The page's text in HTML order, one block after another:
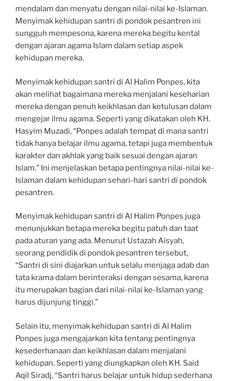
mendalam dan menyatu dengan nilai-nilai ke-Islaman.
Menyimak kehidupan santri di pondok pesantren ini
sungguh mempesona, karena mereka begitu kental
dengan ajaran agama Islam dalam setiap aspek
kehidupan mereka.
Menyimak kehidupan santri di Al Halim Ponpes, kita
akan melihat bagaimana mereka menjalani keseharian
mereka dengan penuh keikhlasan dan ketulusan dalam
mengejar ilmu agama. Seperti yang dikatakan oleh KH.
Hasyim Muzadi, “Ponpes adalah tempat di mana santri
tidak hanya belajar ilmu agama, tetapi juga membentuk
karakter dan akhlak yang baik sesuai dengan ajaran
Islam.” Ini menjelaskan betapa pentingnya nilai-nilai ke-
Islaman dalam kehidupan sehari-hari santri di pondok
pesantren.
Menyimak kehidupan santri di Al Halim Ponpes juga
menunjukkan betapa mereka begitu patuh dan taat
pada aturan yang ada. Menurut Ustazah Aisyah,
seorang pendidik di pondok pesantren tersebut,
“Santri di sini diajarkan untuk selalu menjaga adab dan
tata krama dalam berinteraksi dengan sesama, karena
itu merupakan bagian dari nilai-nilai ke-Islaman yang
harus dijunjung tinggi.”
Selain itu, menyimak kehidupan santri di Al Halim
Ponpes juga mengajarkan kita tentang pentingnya
kesederhanaan dan keikhlasan dalam menjalani
kehidupan. Seperti yang diungkapkan oleh KH. Said
Aqil Siradj, “Santri harus belajar untuk hidup sederhana